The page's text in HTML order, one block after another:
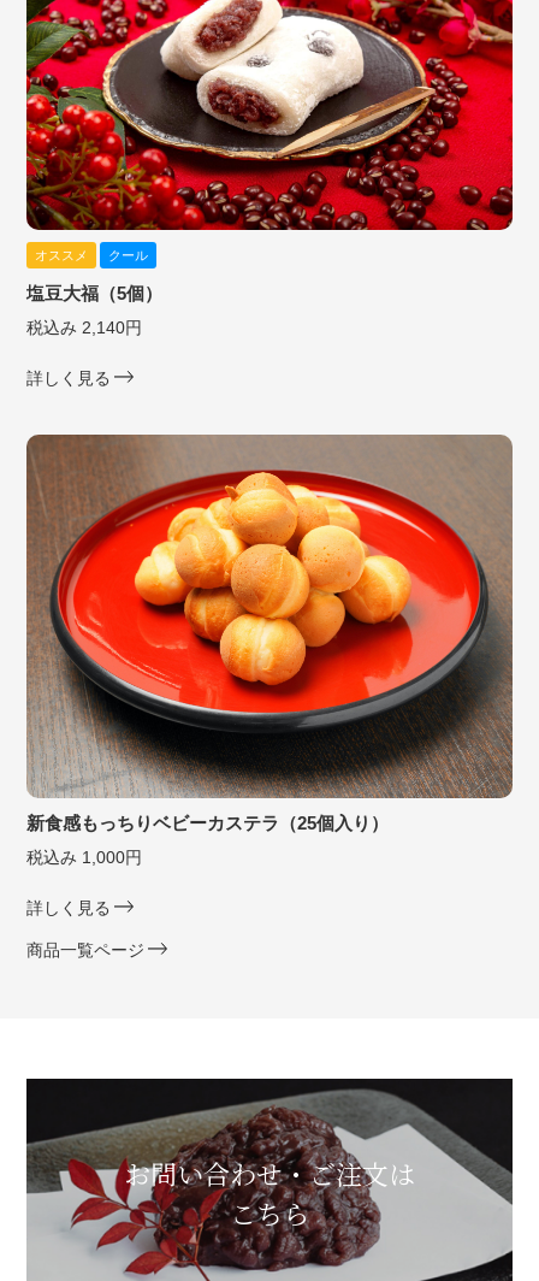
オススメ クール
塩豆大福（5個）
税込み 2,140円
詳しく見る
新食感もっちりベビーカステラ（25個入り）
税込み 1,000円
詳しく見る
商品一覧ページ
お問い合わせ・ご注文は
こちら